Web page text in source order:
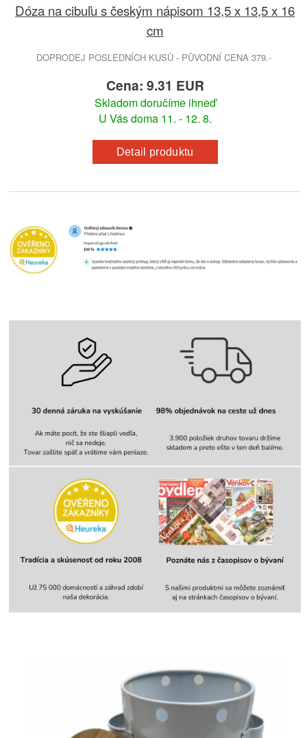
Dóza na cibuľu s českým nápisom 13,5 x 13,5 x 16
cm
DOPRODEJ POSLEDNÍCH KUSŮ - PŮVODNÍ CENA 379.-
Cena: 9.31 EUR
Skladom doručíme ihneď
U Vás doma 11. - 12. 8.
Detail produktu